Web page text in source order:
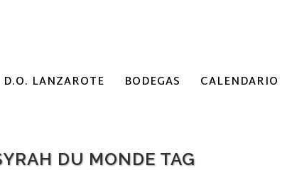
D.O. LANZAROTE BODEGAS CALENDARIO
DU MONDE TAG